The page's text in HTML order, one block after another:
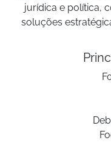
jurídica e política,
soluções